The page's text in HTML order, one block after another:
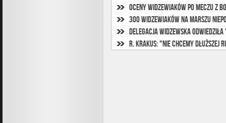
Oceny widzewiaków po meczu z
300 Widzewiaków na marszu
Delegacja widzewska
R. Krakus: "Nie chcemy dłuższej